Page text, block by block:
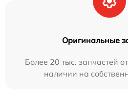
Оригинальные
Более 20 тыс. запчастей
наличии на